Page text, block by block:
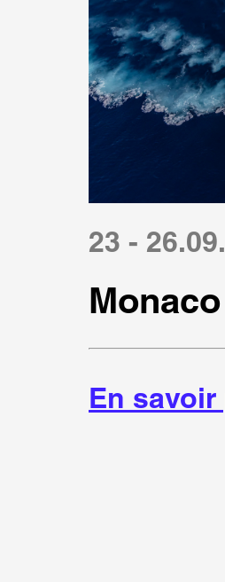
23 -
En